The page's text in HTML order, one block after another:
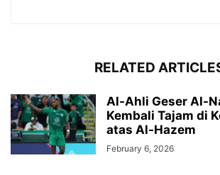
RELATED
Al-Ahli Geser Al-
Kembali Tajam di
atas Al-Hazem
February 6, 2026